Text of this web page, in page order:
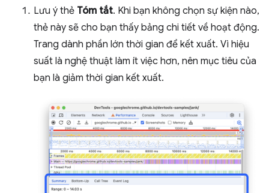
Lưu ý thẻ Tóm tắt. Khi bạn không chọn sự kiện nào,
thẻ này sẽ cho bạn thấy bảng chi tiết về hoạt động.
Trang dành phần lớn thời gian để kết xuất. Vì hiệu
suất là nghệ thuật làm ít việc hơn, nên mục tiêu của
bạn là giảm thời gian kết xuất.